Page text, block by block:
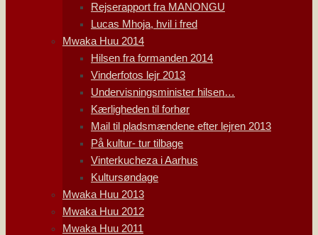
Rejserapport fra MANONGU
Lucas Mhoja, hvil i fred
Mwaka Huu 2014
Hilsen fra formanden 2014
Vinderfotos lejr 2013
Undervisningsminister hilsen…
Kærligheden til forhør
Mail til pladsmændene efter lejren 2013
På kultur- tur tilbage
Vinterkucheza i Aarhus
Kultursøndage
Mwaka Huu 2013
Mwaka Huu 2012
Mwaka Huu 2011